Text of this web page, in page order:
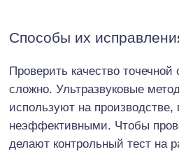
Способы их
Проверить качество точечной
сложно. Ультразвуковые
используют на производстве,
неэффективными. Чтобы
делают контрольный тест на